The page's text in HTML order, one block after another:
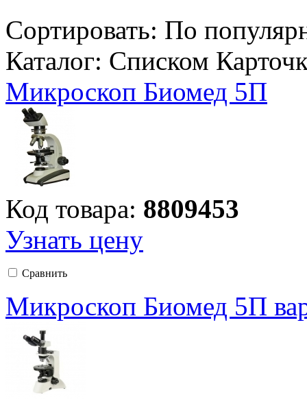
Сортировать: По
Каталог: Списком
Микроскоп Биомед 5П
Код товара: 8809453
Узнать цену
Сравнить
Микроскоп Биомед 5П